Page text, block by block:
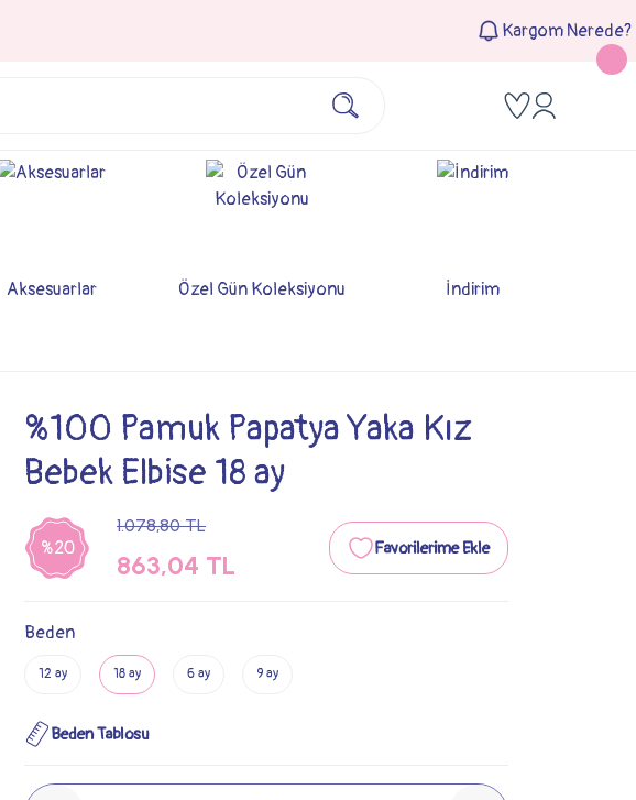
Kargom Nerede?
Aksesuarlar Özel Gün Koleksiyonu İndirim
%100 Pamuk Papatya Yaka Kız
Bebek Elbise 18 ay
%20
1.078,80 TL
863,04 TL
Beden
12 ay 18 ay 6 ay 9 ay
Beden Tablosu